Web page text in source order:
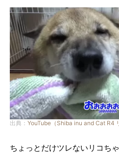
出典： YouTube（Shiba inu and Cat R4
ちょっとだけツレないリコち